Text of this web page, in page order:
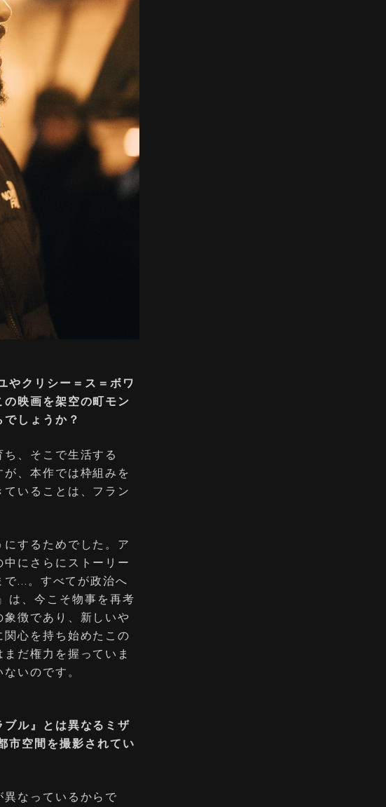
クリシー＝ス＝ボワ
映画を架空の町モン
しょうか？
、そこで生活する
、本作では枠組みを
いることは、フラン
するためでした。ア
にさらにストーリー
...。すべてが政治へ
、今こそ物事を再考
徴であり、新しいや
心を持ち始めたこの
だ権力を握っていま
いのです。
ル』とは異なるミザ
空間を撮影されてい
なっているからで